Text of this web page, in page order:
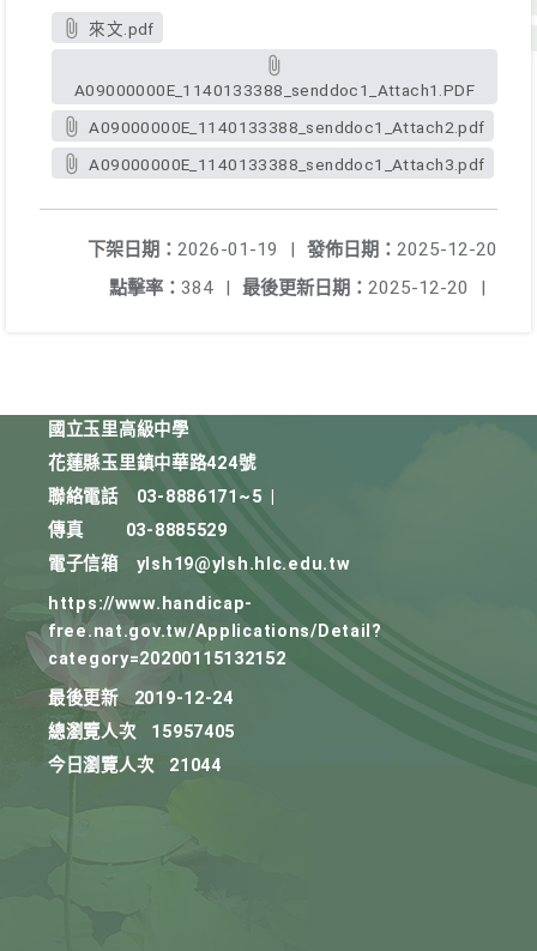
來文.pdf
A09000000E_1140133388_senddoc1_Attach1.PDF
A09000000E_1140133388_senddoc1_Attach2.pdf
A09000000E_1140133388_senddoc1_Attach3.pdf
發佈日期： 2025-12-20
下架日期： 2026-01-19
|
最後更新日期： 2025-12-20 |
點擊率： 384 |
國立玉里高級中學
花蓮縣玉里鎮中華路424號
聯絡電話
03-8886171~5
傳真
03-8885529
電子信箱
ylsh19@ylsh.hlc.edu.tw
https://www.handicap-
free.nat.gov.tw/Applications/Detail?
category=20200115132152
最後更新
2019-12-24
總瀏覽人次
15957405
今日瀏覽人次
21044